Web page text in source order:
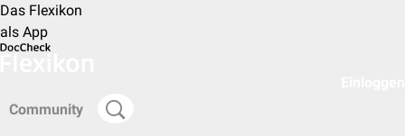
Das Flexikon
als App
Community